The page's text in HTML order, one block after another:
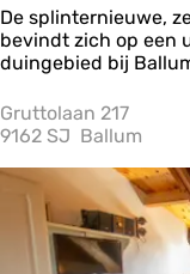
v
e
r
n
H
V
i
l
a
S
r
De splinternieuwe,
bevindt zich op een
duingebied bij
Gruttolaan 217
9162 SJ Ballum